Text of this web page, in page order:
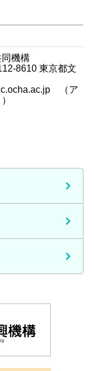
機構
8610 東京都文
（ア